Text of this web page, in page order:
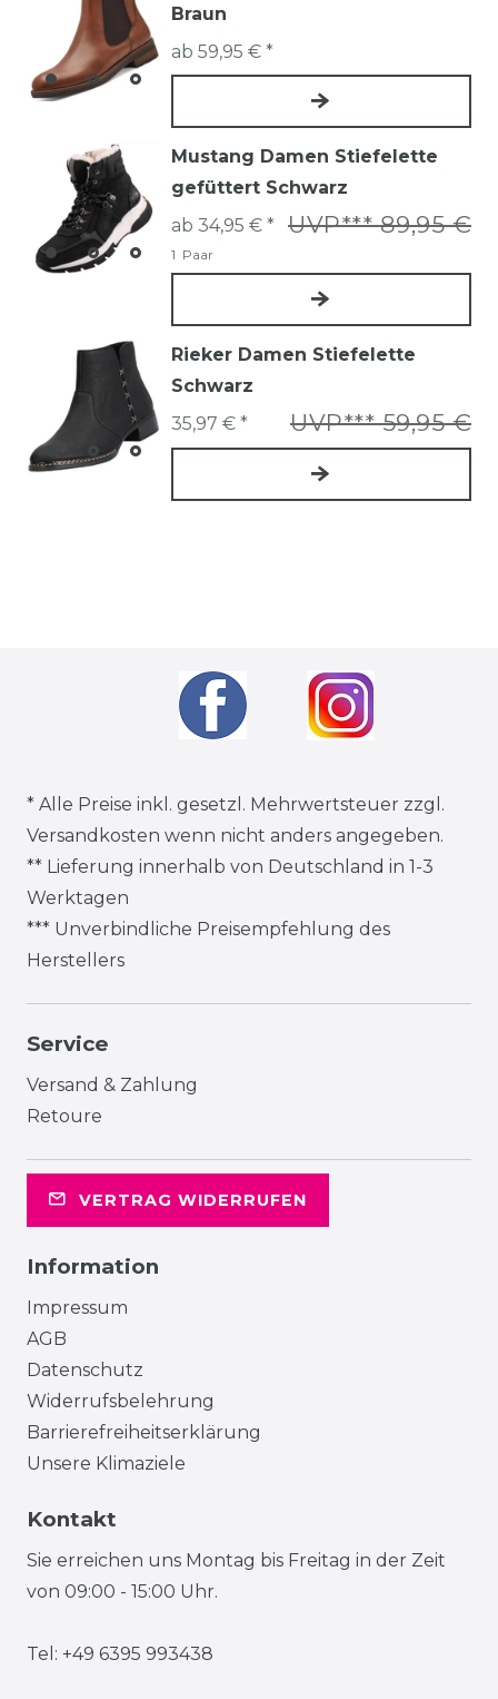
Braun
ab 59,95 € *
Mustang Damen Stiefelette
gefüttert Schwarz
UVP*** 89,95 €
ab 34,95 € *
1 Paar
Rieker Damen Stiefelette
Schwarz
UVP*** 59,95 €
35,97 € *
* Alle Preise inkl. gesetzl. Mehrwertsteuer zzgl.
Versandkosten wenn nicht anders angegeben.
** Lieferung innerhalb von Deutschland in 1-3
Werktagen
*** Unverbindliche Preisempfehlung des
Herstellers
Service
Versand & Zahlung
Retoure
VERTRAG WIDERRUFEN
Information
Impressum
AGB
Datenschutz
Widerrufsbelehrung
Barrierefreiheitserklärung
Unsere Klimaziele
Kontakt
Sie erreichen uns Montag bis Freitag in der Zeit
von 09:00 - 15:00 Uhr.
Tel: +49 6395 993438